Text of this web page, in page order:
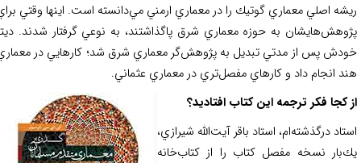
اصلي معماري گوتيك را در معماري ارمني مي‌دانسته است. اينها وقتي براي
به حوزه معماري شرق پاگذاشتند، به نوعي گرفتار شدند. ديتز
پس از مدتي تبديل به پژوهش‌گر معماري شرق شد؛ كارهايي در معماري
انجام داد و كارهاي مفصل‌تري در معماري عثماني.
كجا فكر ترجمه اين كتاب افتاديد؟
درگذشته‌ام، استاد باقر آيت‌الله شيرازي،
نسخه مفصل كتاب را از كتاب‌خانه